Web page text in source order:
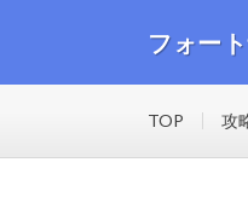
フォー
TOP 攻